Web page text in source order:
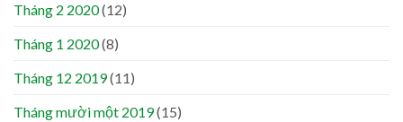
Tháng 2 2020(12)
Tháng 1 2020(8)
Tháng 12 2019(11)
Tháng mười một 2019(15)